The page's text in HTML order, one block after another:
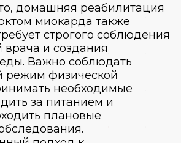
домашняя реабилитация
миокарда также
строгого соблюдения
и создания
Важно соблюдать
режим физической
необходимые
за питанием и
плановые